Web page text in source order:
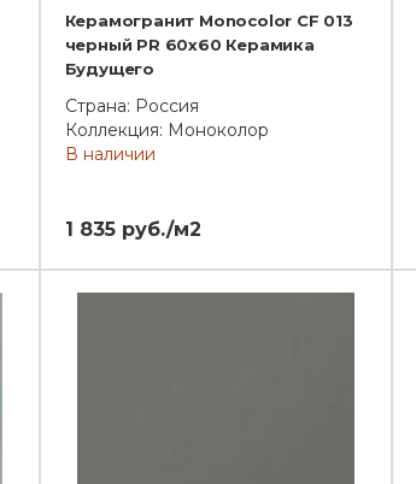
Керамогранит Monocolor CF 013
черный PR 60x60 Керамика
Будущего
Страна: Россия
Коллекция: Моноколор
В наличии
1 835 руб./м2